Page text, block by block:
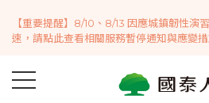
陪你一
對未知採
【重要提醒】8/10、8/13 因應城鎮韌性演
速，請點此查看相關服務暫停通知與應變